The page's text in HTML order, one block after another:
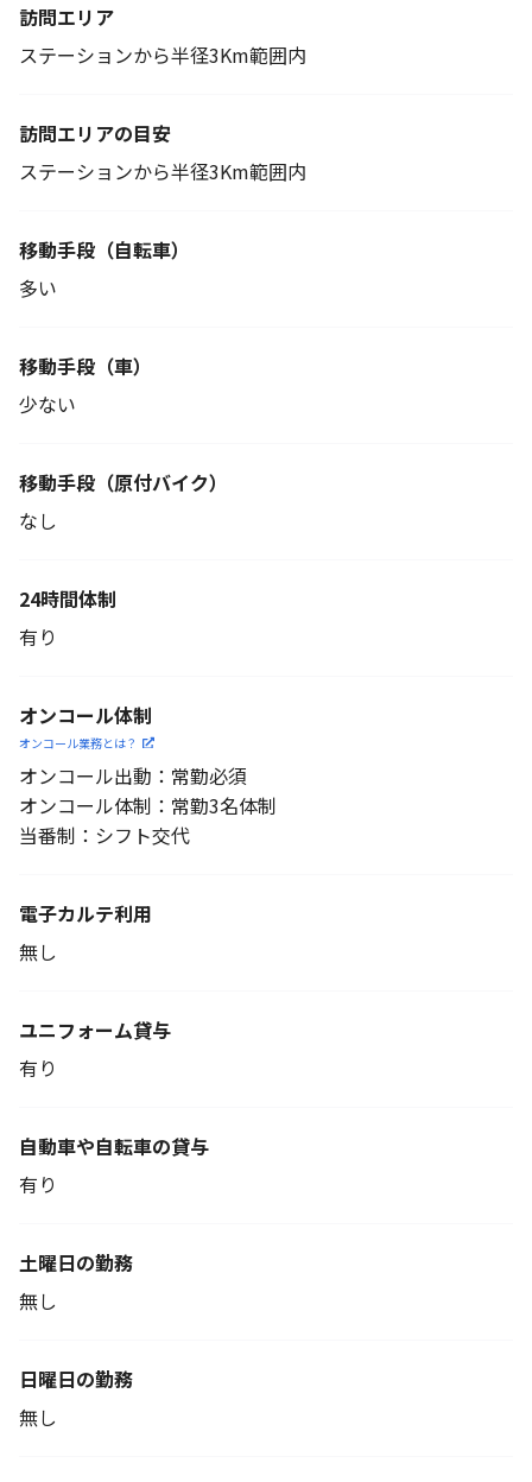
訪問エリア
ステーションから半径3Km範囲内
訪問エリアの目安
ステーションから半径3Km範囲内
移動手段 （自転車）
多い
移動手段（車）
少ない
移動手段 （原付バイク）
なし
24時間体制
有り
オンコール体制
オンコール業務とは？
オンコール出動：常勤必須
オンコール体制：常勤3名体制
当番制：シフト交代
電子カルテ利用
無し
ユニフォーム貸与
有り
自動車や自転車の貸与
有り
土曜日の勤務
無し
日曜日の勤務
無し